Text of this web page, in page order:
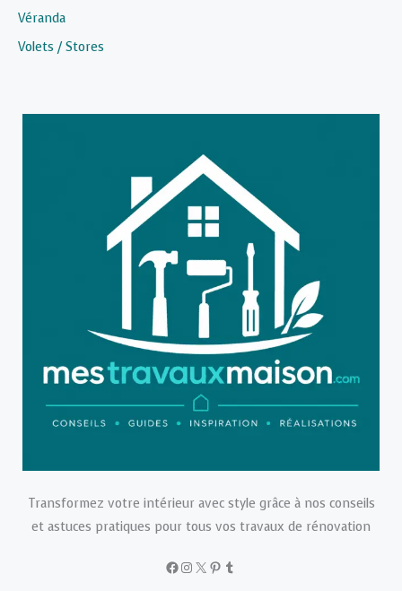
Véranda
Volets / Stores
Transformez votre intérieur avec style grâce à nos conseils
et astuces pratiques pour tous vos travaux de rénovation
Facebook
Instagram
X Pinterest
Tumblr